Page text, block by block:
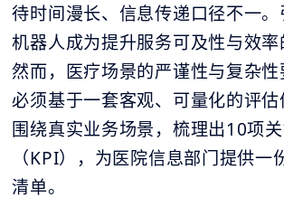
待时间漫长、信息传递口径不一
机器人成为提升服务可及性与效率
然而，医疗场景的严谨性与复杂
必须基于一套客观、可量化的评
围绕真实业务场景，梳理出10项
（KPI），为医院信息部门提供一
清单。